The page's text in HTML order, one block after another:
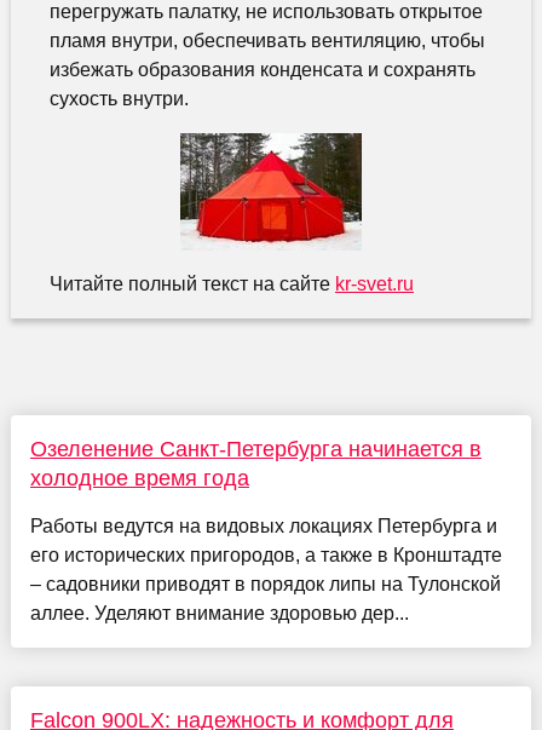
перегружать палатку, не использовать открытое
пламя внутри, обеспечивать вентиляцию, чтобы
избежать образования конденсата и сохранять
сухость внутри.
Читайте полный текст на сайте kr-svet.ru
Озеленение Санкт-Петербурга начинается в
холодное время года
Работы ведутся на видовых локациях Петербурга и
его исторических пригородов, а также в Кронштадте
– садовники приводят в порядок липы на Тулонской
аллее. Уделяют внимание здоровью дер...
Falcon 900LX: надежность и комфорт для